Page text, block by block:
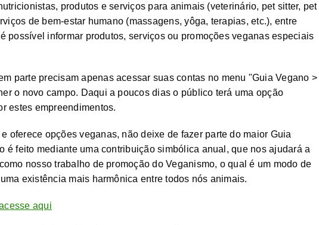
produtos e serviços para animais (veterinário, pet sitter, pet
de bem-estar humano (massagens, yôga, terapias, etc.), entre
possível informar produtos, serviços ou promoções veganas especiais
parte precisam apenas acessar suas contas no menu "Guia Vegano >
o novo campo. Daqui a poucos dias o público terá uma opção
estes empreendimentos.
oferece opções veganas, não deixe de fazer parte do maior Guia
é feito mediante uma contribuição simbólica anual, que nos ajudará a
nosso trabalho de promoção do Veganismo, o qual é um modo de
existência mais harmônica entre todos nós animais.
aqui